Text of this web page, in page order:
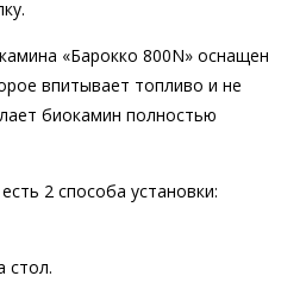
«Барокко 800N» оснащен
впитывает топливо и не
биокамин полностью
2 способа установки:
стол.